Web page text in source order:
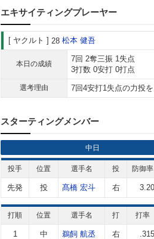
エキサイティングプレーヤー
ヤクルト 28 松本 健吾
本日の成績
7回 2奪三振 1失点
3打数 0安打 0打点
選考理由 7回4安打1失点の力投
スターティングメンバー
中日
投手 位置 選手名 投 防御率
先発 投 髙橋 宏斗 右 3.20
打順 位置 選手名 打 打率
1 中 鵜飼 航丞 右 .315